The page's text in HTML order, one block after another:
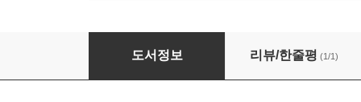
리코리스 리코일 히로인 아카이브 치사토&타키
도서정보 리뷰/한줄평 (1/1)